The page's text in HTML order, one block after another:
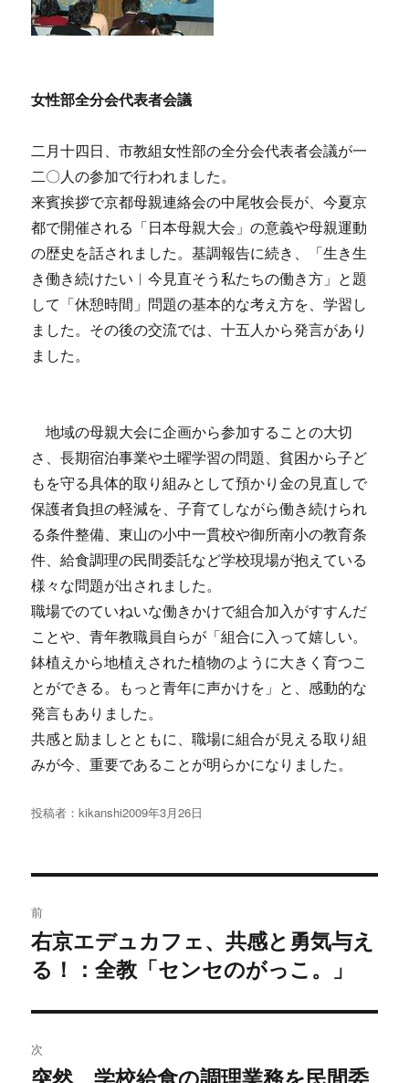
女性部全分会代表者会議
二月十四日、市教組女性部の全分会代表者会議が一
二〇人の参加で行われました。
来賓挨拶で京都母親連絡会の中尾牧会長が、今夏京
都で開催される「日本母親大会」の意義や母親運動
の歴史を話されました。基調報告に続き、「生き生
き働き続けたい︱今見直そう私たちの働き方」と題
して「休憩時間」問題の基本的な考え方を、学習し
ました。その後の交流では、十五人から発言があり
ました。
地域の母親大会に企画から参加することの大切
さ、長期宿泊事業や土曜学習の問題、貧困から子ど
もを守る具体的取り組みとして預かり金の見直しで
保護者負担の軽減を、子育てしながら働き続けられ
る条件整備、東山の小中一貫校や御所南小の教育条
件、給食調理の民間委託など学校現場が抱えている
様々な問題が出されました。
職場でのていねいな働きかけで組合加入がすすんだ
ことや、青年教職員自らが「組合に入って嬉しい。
鉢植えから地植えされた植物のように大きく育つこ
とができる。もっと青年に声かけを」と、感動的な
発言もありました。
共感と励ましとともに、職場に組合が見える取り組
みが今、重要であることが明らかになりました。
投稿者：kikanshi投
2009年3月26日
稿
ナ
ビ
ゲ
前
過
去
投
稿:
右京エデュカフェ、共感と勇気与え
る！：全教「センセのがっこ。」
次
次